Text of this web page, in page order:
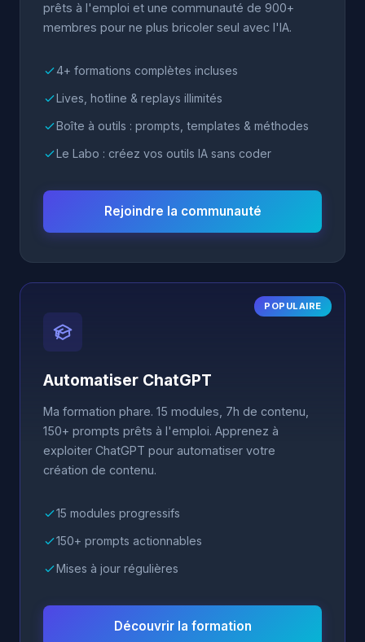
prêts à l'emploi et une communauté de 900+
membres pour ne plus bricoler seul avec l'IA.
4+ formations complètes incluses
Lives, hotline & replays illimités
Boîte à outils : prompts, templates & méthodes
Le Labo : créez vos outils IA sans coder
Rejoindre la communauté
POPULAIRE
Automatiser ChatGPT
Ma formation phare. 15 modules, 7h de contenu,
150+ prompts prêts à l'emploi. Apprenez à
exploiter ChatGPT pour automatiser votre
création de contenu.
15 modules progressifs
150+ prompts actionnables
Mises à jour régulières
Découvrir la formation